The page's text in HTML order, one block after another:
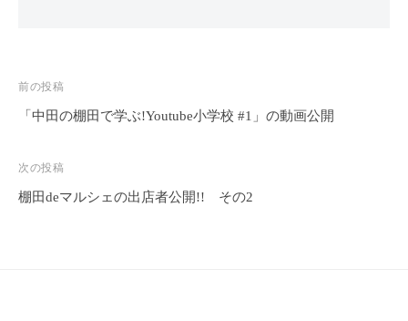
投
稿
ビ
ゲ
前の投稿
「中田の棚田で学ぶ!Youtube小学校 #1」の動画公開
次の投稿
棚田deマルシェの出店者公開!! その2